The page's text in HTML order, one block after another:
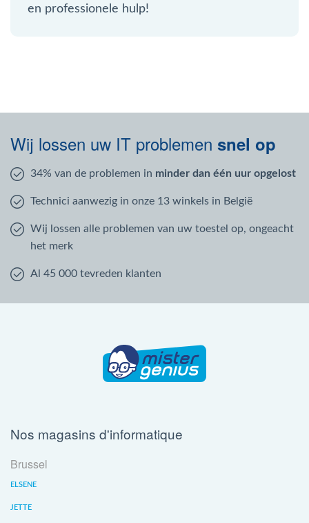
en professionele hulp!
Wij lossen uw IT problemen snel op
34% van de problemen in minder dan één uur opgelost
Technici aanwezig in onze 13 winkels in België
Wij lossen alle problemen van uw toestel op, ongeacht
het merk
Al 45 000 tevreden klanten
Nos magasins d'informatique
Brussel
ELSENE
JETTE